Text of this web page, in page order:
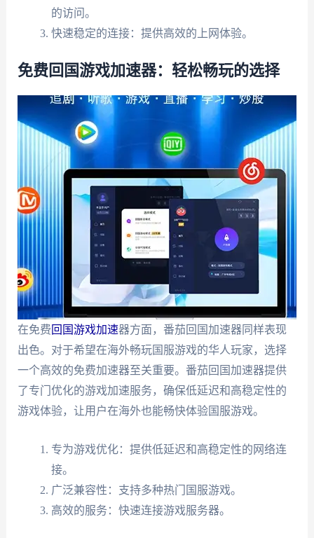
的访问。
快速稳定的连接：提供高效的上网体验。
免费回国游戏加速器：轻松畅玩的选择
在免费回国游戏加速器方面，番茄回国加速器同样表现
出色。对于希望在海外畅玩国服游戏的华人玩家，选择
一个高效的免费加速器至关重要。番茄回国加速器提供
了专门优化的游戏加速服务，确保低延迟和高稳定性的
游戏体验，让用户在海外也能畅快体验国服游戏。
专为游戏优化：提供低延迟和高稳定性的网络连
接。
广泛兼容性：支持多种热门国服游戏。
高效的服务：快速连接游戏服务器。